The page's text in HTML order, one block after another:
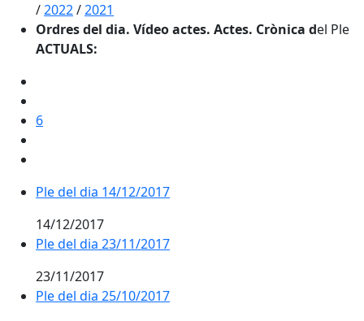
/2022/2021
Ordres del dia. Vídeo actes. Actes. Crònica del Ple
ACTUALS:
6
Ple del dia 14/12/2017
14/12/2017
Ple del dia 23/11/2017
23/11/2017
Ple del dia 25/10/2017